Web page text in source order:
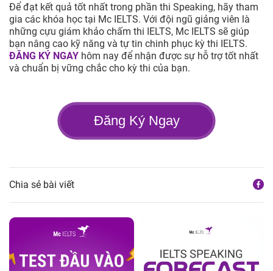
Để đạt kết quả tốt nhất trong phần thi Speaking, hãy tham
gia các khóa học tại Mc IELTS. Với đội ngũ giảng viên là
những cựu giám khảo chấm thi IELTS, Mc IELTS sẽ giúp
bạn nâng cao kỹ năng và tự tin chinh phục kỳ thi IELTS.
ĐĂNG KÝ NGAY hôm nay để nhận được sự hỗ trợ tốt nhất
và chuẩn bị vững chắc cho kỳ thi của bạn.
Đăng Ký Ngay
Chia sẻ bài viết